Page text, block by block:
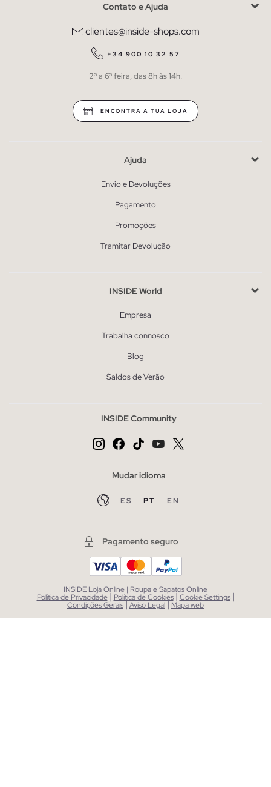
Contato e Ajuda
clientes@inside-shops.com
+34 900 10 32 57
2ª a 6ª feira, das 8h às 14h.
ENCONTRA A TUA LOJA
Ajuda
Envio e Devoluções
Pagamento
Promoções
Tramitar Devolução
INSIDE World
Empresa
Trabalha connosco
Blog
Saldos de Verão
INSIDE Community
Mudar idioma
ES PT EN
Pagamento seguro
INSIDE Loja Online | Roupa e Sapatos Online
Política de Privacidade | Política de Cookies | Cookie Settings |
Condições Gerais|Aviso Legal| Mapa web